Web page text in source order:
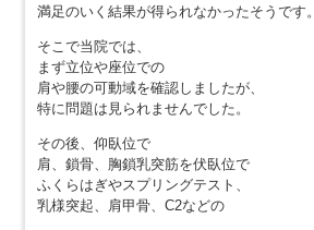
満足のいく結果が得られなかったそうです。
そこで当院では、
まず立位や座位での
肩や腰の可動域を確認しましたが、
特に問題は見られませんでした。
その後、仰臥位で
肩、鎖骨、胸鎖乳突筋を伏臥位で
ふくらはぎやスプリングテスト、
乳様突起、肩甲骨、C2などの